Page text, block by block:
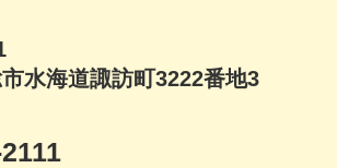
水海道諏訪町3222番地3